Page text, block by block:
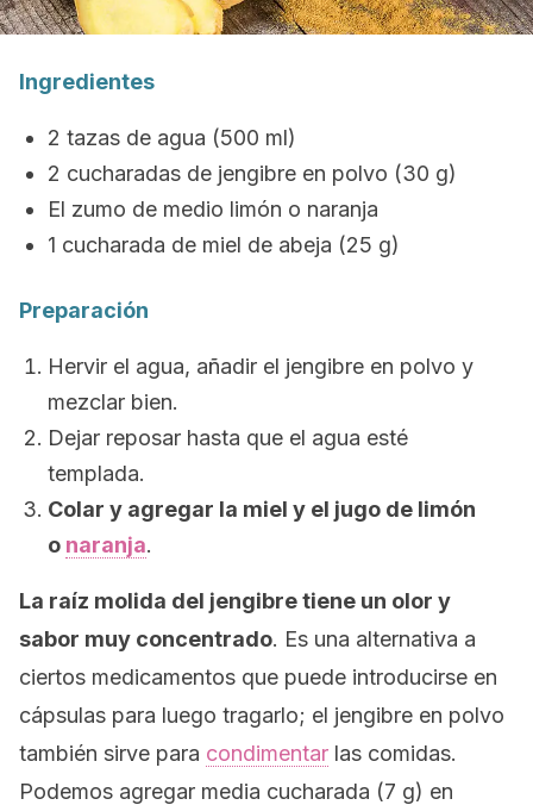
Ingredientes
2 tazas de agua (500 ml)
2 cucharadas de jengibre en polvo (30 g)
El zumo de medio limón o naranja
1 cucharada de miel de abeja (25 g)
Preparación
Hervir el agua, añadir el jengibre en polvo y
mezclar bien.
Dejar reposar hasta que el agua esté
templada.
Colar y agregar la miel y el jugo de limón
o naranja.
La raíz molida del jengibre tiene un olor y
sabor muy concentrado. Es una alternativa a
ciertos medicamentos que puede introducirse en
cápsulas para luego tragarlo; el jengibre en polvo
también sirve para condimentar las comidas.
Podemos agregar media cucharada (7 g) en